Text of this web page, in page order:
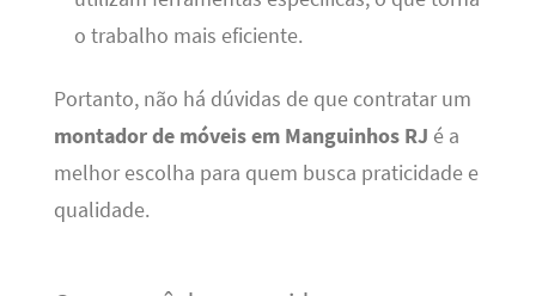
o trabalho mais eficiente.
Portanto, não há dúvidas de que contratar um
montador de móveis em Manguinhos RJ é a
melhor escolha para quem busca praticidade e
qualidade.